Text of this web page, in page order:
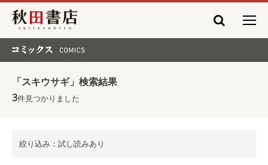
秋田書店
「スキウサギ」検索結果
3件見つかりました
絞り込み：試し読みあり